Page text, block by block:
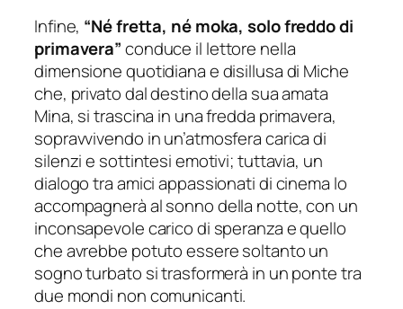
Infine, “Né fretta, né moka, solo freddo di
primavera”conduce il lettore nella
dimensione quotidiana e disillusa di Miche
che, privato dal destino della sua amata
Mina, si trascina in una fredda primavera,
sopravvivendo in un’atmosfera carica di
silenzi e sottintesi emotivi; tuttavia, un
dialogo tra amici appassionati di cinema lo
accompagnerà al sonno della notte, con un
inconsapevole carico di speranza e quello
che avrebbe potuto essere soltanto un
sogno turbato si trasformerà in un ponte tra
due mondi non comunicanti.